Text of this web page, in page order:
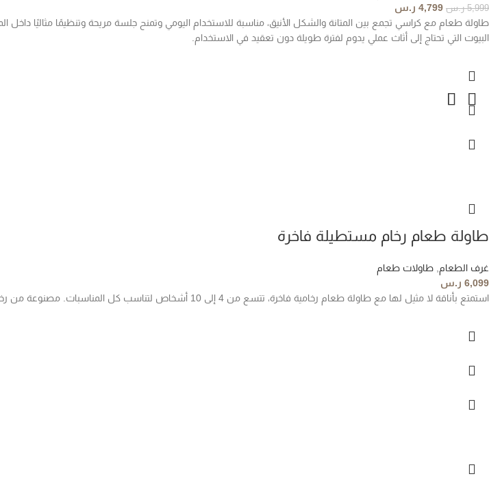
5,999 ر.س 4,799 ر.س
طاولة طعام مع كراسي تجمع بين المتانة والشكل الأنيق، مناسبة للاستخدام اليومي وتمنح جلسة مريحة وتنظيمًا مثاليًا داخل
البيوت التي تحتاج إلى أثاث عملي يدوم لفترة طويلة دون تعقيد في الاستخدام.
طاولة طعام رخام مستطيلة فاخرة
غرف الطعام
طاولات طعام
6,099 ر.س
استمتع بأناقة لا مثيل لها مع طاولة طعام رخامية فاخرة، تتسع من 4 إلى 10 أشخاص لتناسب كل المناسبات. مصنوعة من رخام طبيعي فاخر وفولاذ مقاوم للصدأ، مع ضمان سنتين يضمن لك الجودة والمتانة.